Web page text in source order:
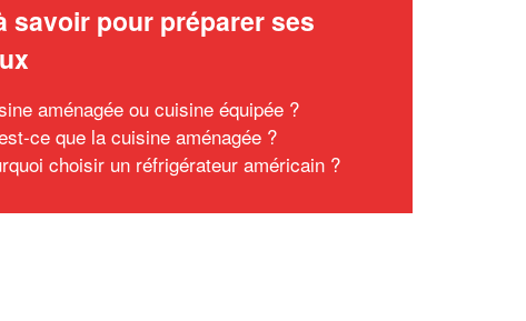
savoir pour préparer ses
aménagée ou cuisine équipée ?
ce que la cuisine aménagée ?
choisir un réfrigérateur américain ?